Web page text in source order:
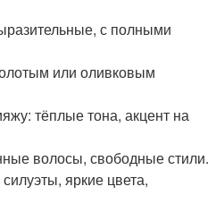
с полными
или оливковым
тёплые тона, акцент на
волосы, свободные стили.
яркие цвета,